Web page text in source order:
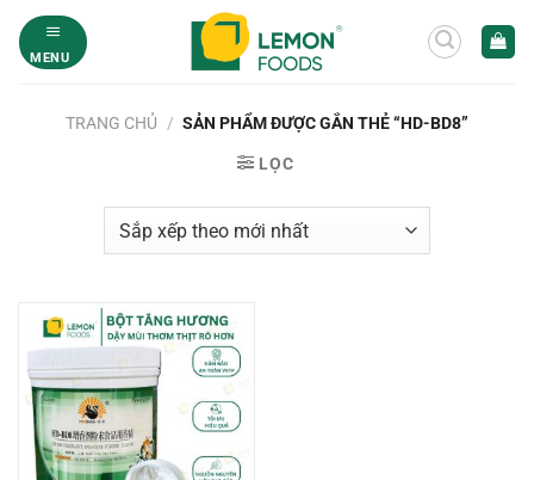
qua
MENU
TRANG CHỦ / SẢN PHẨM ĐƯỢC GẮN THẺ “HD-BD8”
LỌC